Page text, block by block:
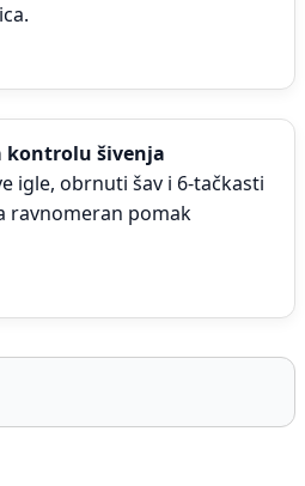
kontrolu šivenja
igle, obrnuti šav i 6-tačkasti
ravnomeran pomak